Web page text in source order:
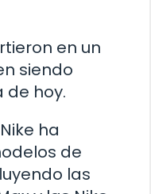
en un
siendo
de hoy.
ha
de
las